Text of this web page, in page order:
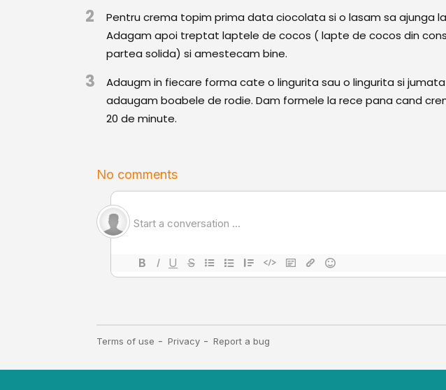
2
Pentru crema topim prima data ciocolata si o lasam sa ajunga
Adagam apoi treptat laptele de cocos ( lapte de cocos din
partea solida) si amestecam bine.
3
Adaugm in fiecare forma cate o lingurita sau o lingurita si
adaugam boabele de rodie. Dam formele la rece pana cand
20 de minute.